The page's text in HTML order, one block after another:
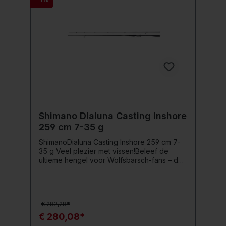
urenlang moeiteloos vissen mogelijk.
gewrichtsconnector Fuji Alconite K-ringen
DAIWA luchtsensor molenhouder
Shimano Dialuna Casting Inshore
259 cm 7-35 g
ShimanoDialuna Casting Inshore 259 cm 7-
35 g Veel plezier met vissen!Beleef de
ultieme hengel voor Wolfsbarsch-fans – de
geavanceerde technologie en
indrukwekkende werpafstanden.De Dialuna
valt niet alleen op door haar aantrekkelijke
€ 282,28*
€ 280,08*